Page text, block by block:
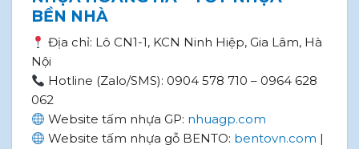
BỀN NHÀ
Địa chỉ: Lô CN1-1, KCN Ninh Hiệp, Gia Lâm, Hà
Nội
Hotline (Zalo/SMS): 0904 578 710 – 0964 628
062
Website tấm nhựa GP: nhuagp.com
Website tấm nhựa gỗ BENTO: bentovn.com |